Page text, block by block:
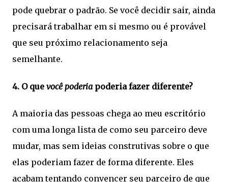
pode quebrar o padrão. Se você decidir sair, ainda
precisará trabalhar em si mesmo ou é provável
que seu próximo relacionamento seja
semelhante.
4. O que você poderia poderia fazer diferente?
A maioria das pessoas chega ao meu escritório
com uma longa lista de como seu parceiro deve
mudar, mas sem ideias construtivas sobre o que
elas poderiam fazer de forma diferente. Eles
acabam tentando convencer seu parceiro de que